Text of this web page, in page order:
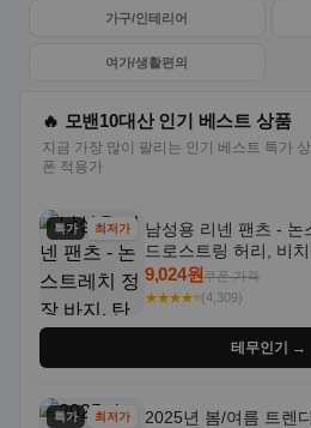
가구/인테리어
여가/생활편의
🔥 모밴10대산 인기 베스트 상품
지금 가장 많이 팔리는 인기 베스트 특가
폰 적용가
특가 최저가
남성용 리넨 팬츠 - 논
드로스트링 허리, 비
트라우저 - 세탁기 사
상
9,024원쿠폰 가격
★★★★⭐(4,309)
테무인기 →
특가 최저가
2025년 봄/여름 트렌